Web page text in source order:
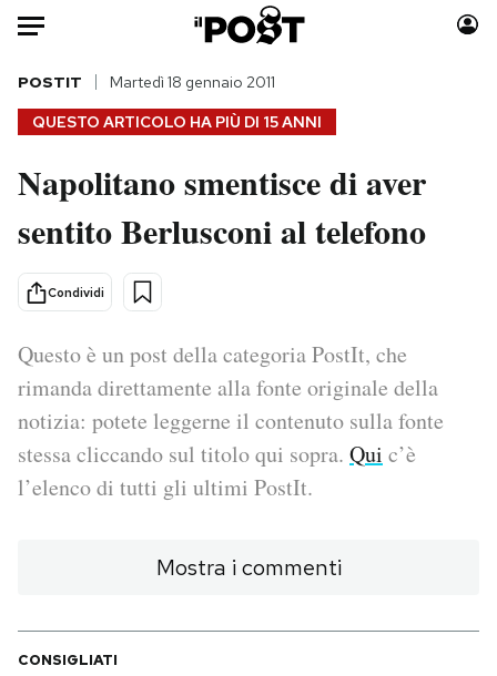
Auto
HOME
Italia
Politica
Tecnologia
Internet
Scienza
Cultura
Moda
Consumismi
Media
Europa
QUESTO ARTICOLO HA PIÙ DI 15 ANNI
POSTIT Martedì 18 gennaio 2011
Napolitano smentisce di aver
sentito Berlusconi al telefono
Condividi
Questo è un post della categoria PostIt, che
rimanda direttamente alla fonte originale della
notizia: potete leggerne il contenuto sulla fonte
stessa cliccando sul titolo qui sopra. Qui c’è
l’elenco di tutti gli ultimi PostIt.
Mostra i commenti
CONSIGLIATI